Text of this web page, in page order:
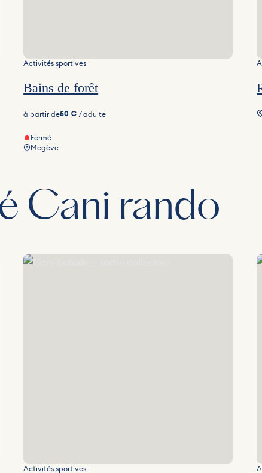
Bains de forêt
Activités sportives
à partir de50 €/ adulte
Fermé
Megève
Cani rando
Activités sportives
Cani-balade – sortie collective